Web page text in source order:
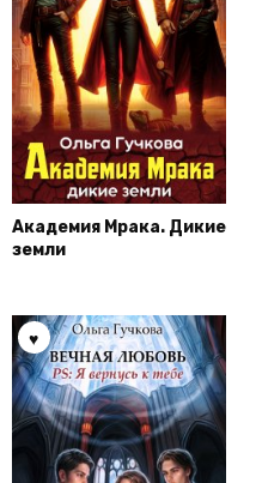
Академия Мрака. Дикие
земли